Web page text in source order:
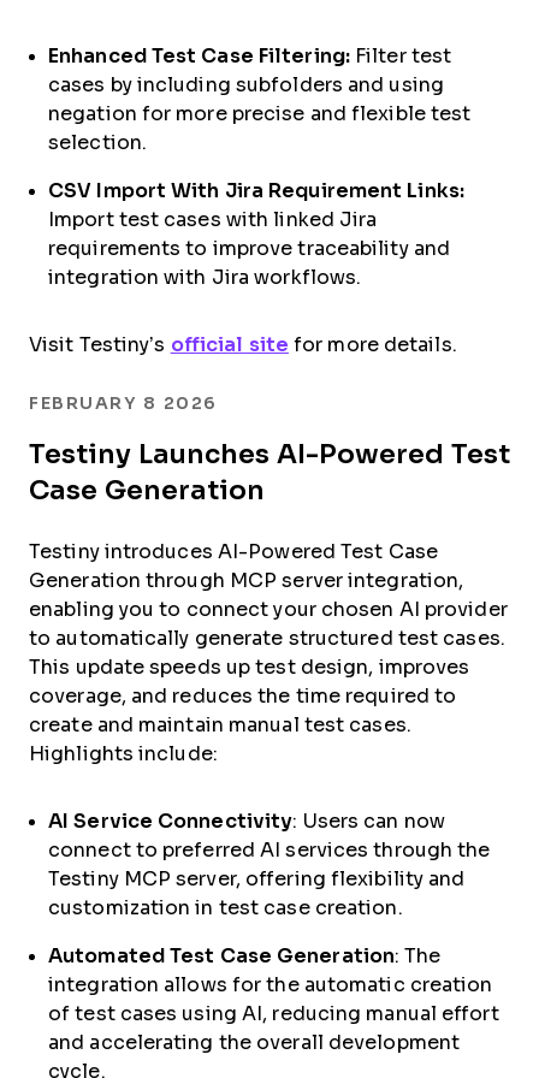
Enhanced Test Case Filtering:Filter test
cases by including subfolders and using
negation for more precise and flexible test
selection.
CSV Import With Jira Requirement Links:
Import test cases with linked Jira
requirements to improve traceability and
integration with Jira workflows.
Visit Testiny’s official site for more details.
FEBRUARY 8 2026
Testiny Launches AI-Powered Test
Case Generation
Testiny introduces AI-Powered Test Case
Generation through MCP server integration,
enabling you to connect your chosen AI provider
to automatically generate structured test cases.
This update speeds up test design, improves
coverage, and reduces the time required to
create and maintain manual test cases.
Highlights include:
AI Service Connectivity: Users can now
connect to preferred AI services through the
Testiny MCP server, offering flexibility and
customization in test case creation.
Automated Test Case Generation: The
integration allows for the automatic creation
of test cases using AI, reducing manual effort
and accelerating the overall development
cycle.